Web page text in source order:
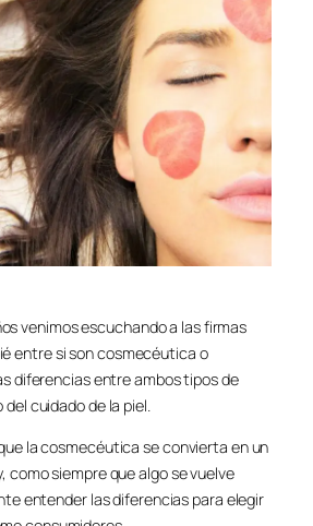
venimos escuchando a las firmas
entre si son cosmecéutica o
diferencias entre ambos tipos de
cuidado de la piel.
la cosmecéutica se convierta en un
como siempre que algo se vuelve
entender las diferencias para elegir